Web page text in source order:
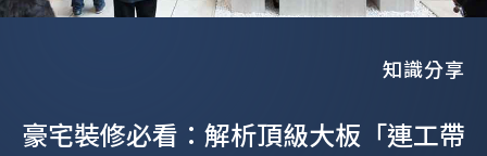
知識分享
豪宅裝修必看：解析頂級大板「連工帶